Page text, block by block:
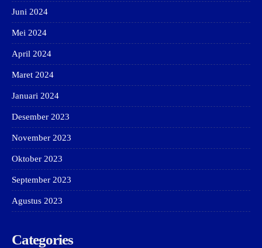
Juni 2024
Mei 2024
April 2024
Maret 2024
Januari 2024
Desember 2023
November 2023
Oktober 2023
September 2023
Agustus 2023
Categories